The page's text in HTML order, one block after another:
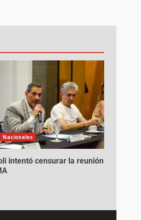
Nacionales
intentó censurar la reunión